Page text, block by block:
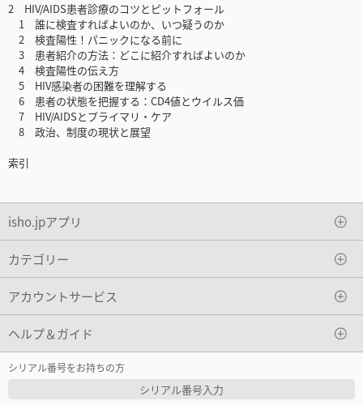
2 HIV/AIDS患者診療のコツとピットフォール
1 誰に検査すればよいのか、いつ疑うのか
2 検査陽性！パニックになる前に
3 患者紹介の方法：どこに紹介すればよいのか
4 検査陽性の伝え方
5 HIV感染者の困難を理解する
6 患者の状態を把握する：CD4値とウイルス価
7 HIV/AIDSとプライマリ・ケア
8 政治、制度の現状と展望
索引
isho.jpアプリ
カテゴリー
アカウントサービス
ヘルプ＆ガイド
シリアル番号をお持ちの方
シリアル番号入力